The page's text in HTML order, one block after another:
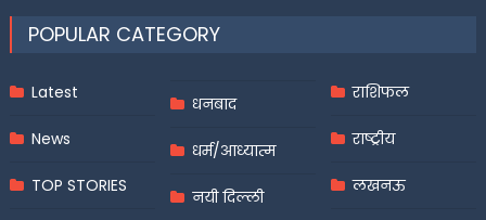
POPULAR CATEGORY
Latest
News
TOP STORIES
धनबाद
धर्म/आध्यात्म
नयी दिल्ली
राशिफल
राष्ट्रीय
लखनऊ